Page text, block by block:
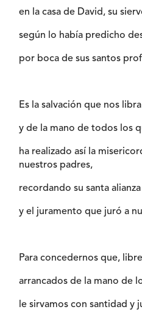
en la casa de David, su
según lo había predicho
por boca de sus santos
Es la salvación que nos
y de la mano de todos los
ha realizado así la
nuestros padres,
recordando su santa alianza
y el juramento que juró a
Para concedernos que,
arrancados de la mano de
le sirvamos con santidad y